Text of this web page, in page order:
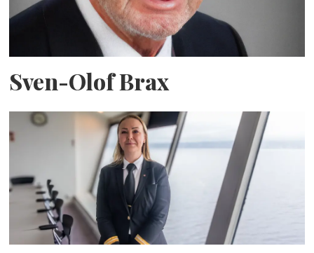
Sven-Olof Brax